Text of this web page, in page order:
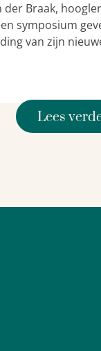
der Braak,
symposium
van zijn
Lees